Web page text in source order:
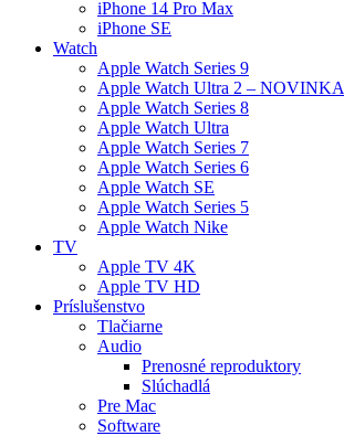
iPhone 14 Pro Max
iPhone SE
Watch
Apple Watch Series 9
Apple Watch Ultra 2 – NOVINKA
Apple Watch Series 8
Apple Watch Ultra
Apple Watch Series 7
Apple Watch Series 6
Apple Watch SE
Apple Watch Series 5
Apple Watch Nike
TV
Apple TV 4K
Apple TV HD
Príslušenstvo
Tlačiarne
Audio
Prenosné reproduktory
Slúchadlá
Pre Mac
Software